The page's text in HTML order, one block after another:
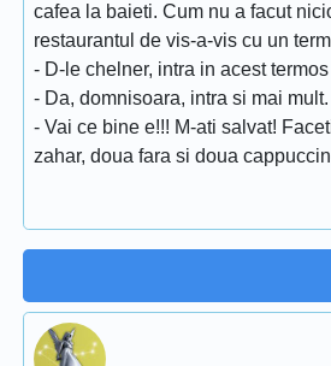
cafea la baieti. Cum nu a facut
restaurantul de vis-a-vis cu un
- D-le chelner, intra in acest
- Da, domnisoara, intra si mai
- Vai ce bine e!!! M-ati salvat!
zahar, doua fara si doua